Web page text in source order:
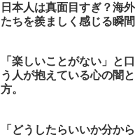
日本人は真面目すぎ？海
たちを羨ましく感じる瞬間
「楽しいことがない」と
う人が抱えている心の闇
方。
「どうしたらいいか分か